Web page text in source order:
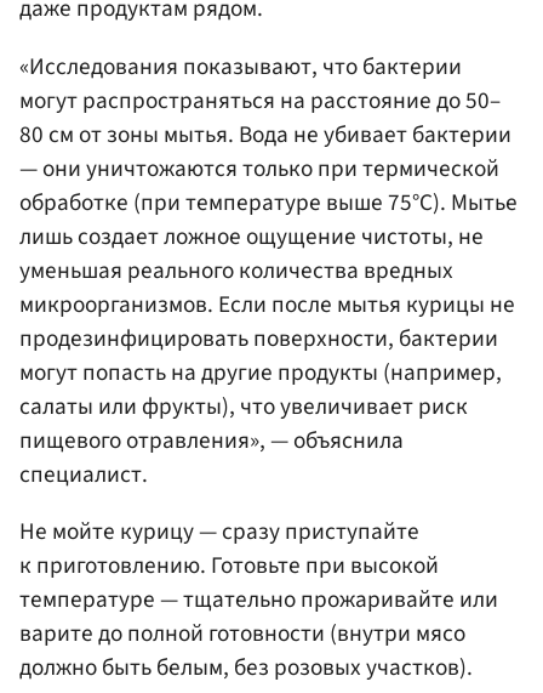
даже продуктам рядом.
«Исследования показывают, что бактерии
могут распространяться на расстояние до 50–
80 см от зоны мытья. Вода не убивает бактерии
— они уничтожаются только при термической
обработке (при температуре выше 75°C). Мытье
лишь создает ложное ощущение чистоты, не
уменьшая реального количества вредных
микроорганизмов. Если после мытья курицы не
продезинфицировать поверхности, бактерии
могут попасть на другие продукты (например,
салаты или фрукты), что увеличивает риск
пищевого отравления», — объяснила
специалист.
Не мойте курицу — сразу приступайте
к приготовлению. Готовьте при высокой
температуре — тщательно прожаривайте или
варите до полной готовности (внутри мясо
должно быть белым, без розовых участков).